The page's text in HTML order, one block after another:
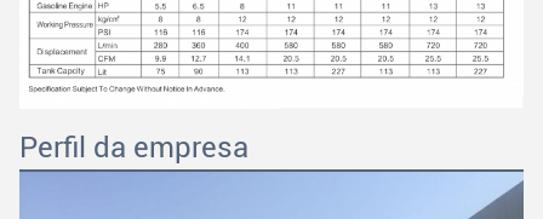
Perfil da empresa